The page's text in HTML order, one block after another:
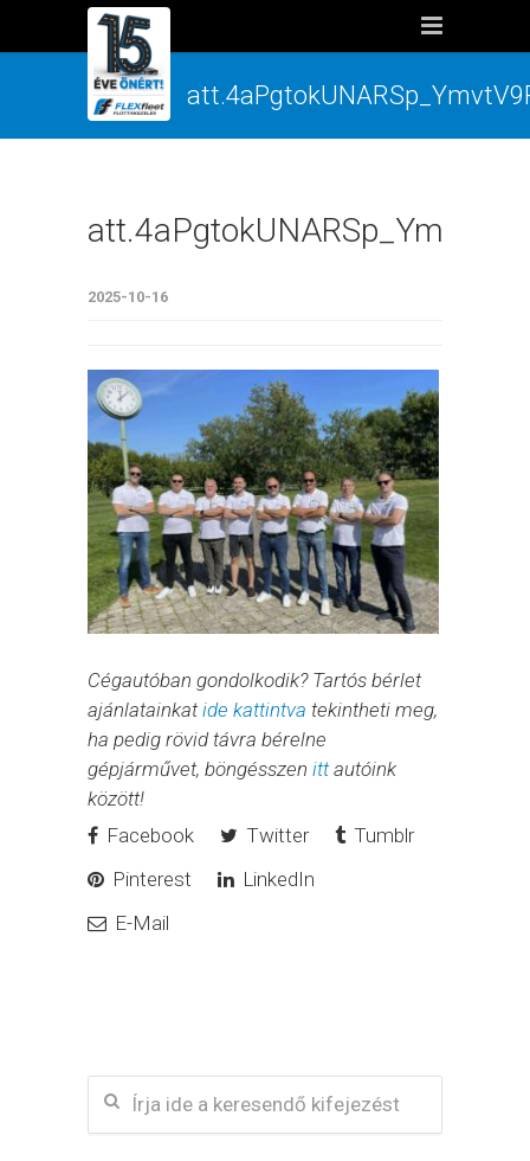
2025-10-16
Cégautóban gondolkodik? Tartós bérlet
ajánlatainkatide kattintva tekintheti meg,
ha pedig rövid távra bérelne
gépjárművet, böngésszen ittautóink
között!
Facebook
Twitter
Tumblr
Pinterest
LinkedIn
E-Mail